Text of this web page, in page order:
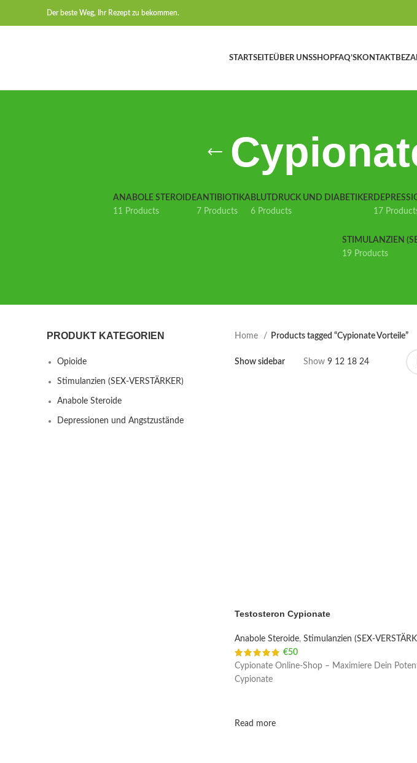
Der beste Weg, Ihr Rezept zu bekommen.
STARTSEITEÜBER UNSSHOPFAQ’SKONTAKT
ANABOLE STEROIDE
11 Products
ANTIBIOTIKA
7 Products
BLUTDRUCK UND DIABETIKER
6 Products
17
STIMULANZIEN
19 Products
PRODUKT KATEGORIEN
Opioide
Stimulanzien (SEX-VERSTÄRKER)
Anabole Steroide
Depressionen und Angstzustände
Home Products tagged “Cypionate Vorteile”
Show sidebar Show 9 12 18 24
Testosteron Cypionate
Anabole Steroide, Stimulanzien (SEX-
€50
Cypionate Online-Shop – Maximiere Dein
Cypionate
Read more